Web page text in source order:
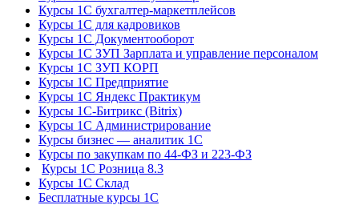
Курсы 1С бухгалтер-маркетплейсов
Курсы 1С для кадровиков
Курсы 1С Документооборот
Курсы 1С ЗУП Зарплата и управление персоналом
Курсы 1С ЗУП КОРП
Курсы 1С Предприятие
Курсы 1С Яндекс Практикум
Курсы 1С-Битрикс (Bitrix)
Курсы 1С Администрирование
Курсы бизнес — аналитик 1С
Курсы по закупкам по 44‑ФЗ и 223‑ФЗ
Курсы 1С Розница 8.3
Курсы 1С Склад
Бесплатные курсы 1С